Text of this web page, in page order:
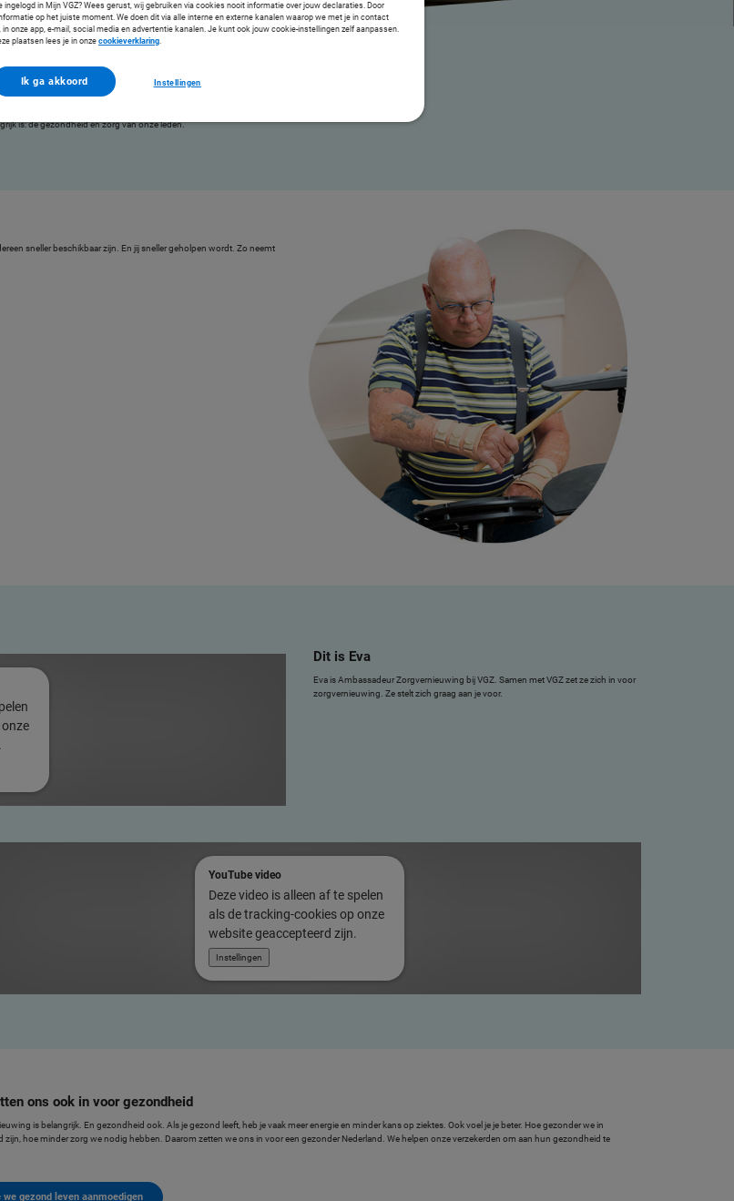
Elke dag weer. En dat doen we zonder winstoogmerk. Dat
is: de gezondheid en zorg van onze leden.
sneller beschikbaar zijn. En jij sneller geholpen wordt. Zo neemt
Dit is Eva
Eva is Ambassadeur Zorgvernieuwing bij VGZ. Samen met VGZ zet ze zich in voor
zorgvernieuwing. Ze stelt zich graag aan je voor.
YouTube video
Deze video is alleen af te spelen
als de tracking-cookies op onze
website geaccepteerd zijn.
Instellingen
ons ook in voor gezondheid
is belangrijk. En gezondheid ook. Als je gezond leeft, heb je vaak meer energie en minder kans op ziektes. Ook voel je je beter. Hoe gezonder we in
zijn, hoe minder zorg we nodig hebben. Daarom zetten we ons in voor een gezonder Nederland. We helpen onze verzekerden om aan hun gezondheid te
we gezond leven aanmoedigen
ingelogd in Mijn VGZ? Wees gerust, wij gebruiken via cookies nooit informatie over jouw declaraties. Door
op het juiste moment. We doen dit via alle interne en externe kanalen waarop we met je in contact
onze app, e-mail, social media en advertentie kanalen. Je kunt ook jouw cookie-instellingen zelf aanpassen.
plaatsen lees je in onze cookieverklaring
Instellingen
Ik ga akkoord